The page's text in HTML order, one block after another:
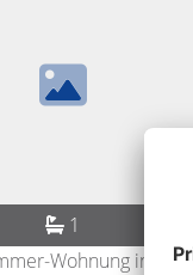
1
Wohnung in FH-